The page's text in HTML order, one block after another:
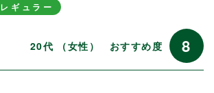
レギュラー
20代 （女性） おすすめ度 8